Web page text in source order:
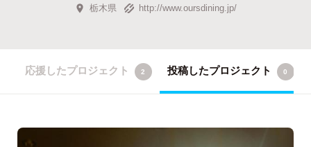
栃木県 http://www.oursdining.jp/
応援したプロジェクト 2 投稿したプロジェクト 0